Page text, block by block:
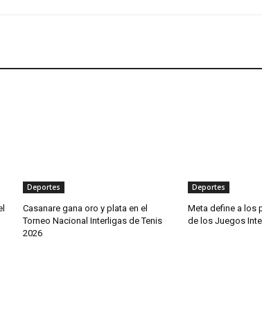
Deportes
Casanare gana oro y plata en el
Torneo Nacional Interligas de Tenis
2026
Deportes
Meta define a los
de los Juegos